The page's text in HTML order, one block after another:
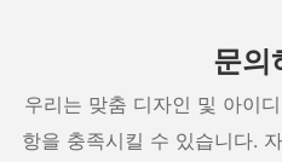
문의
우리는 맞춤 디자인 및 아이
항을 충족시킬 수 있습니다.